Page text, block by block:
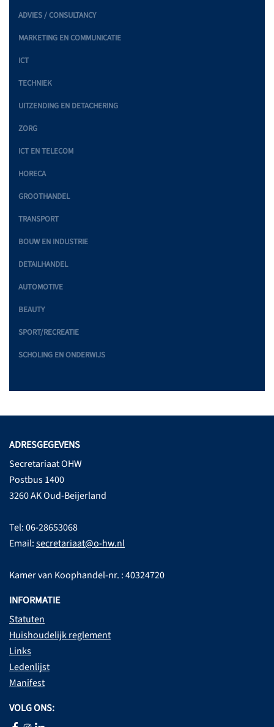
ADVIES / CONSULTANCY
MARKETING EN COMMUNICATIE
ICT
TECHNIEK
UITZENDING EN DETACHERING
ZORG
ICT EN TELECOM
HORECA
GROOTHANDEL
TRANSPORT
BOUW EN INDUSTRIE
DETAILHANDEL
AUTOMOTIVE
BEAUTY
SPORT/RECREATIE
SCHOLING EN ONDERWIJS
ADRESGEGEVENS
Secretariaat OHW
Postbus 1400
3260 AK Oud-Beijerland
Tel: 06-28653068
Email:secretariaat@o-hw.nl
Kamer van Koophandel-nr. : 40324720
INFORMATIE
Statuten
Huishoudelijk reglement
Links
Ledenlijst
Manifest
VOLG ONS: